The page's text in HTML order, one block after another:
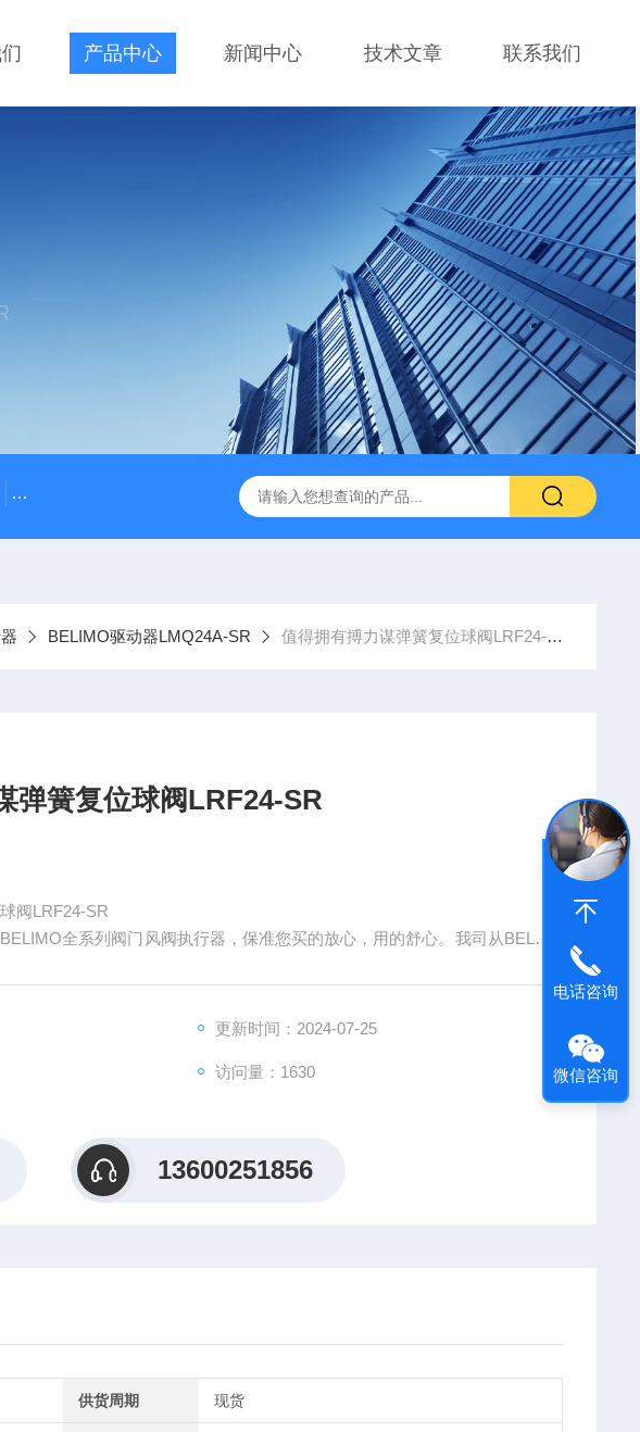
产品中心 新闻中心 技术文章 联系我们
德国Leybold真空计 SMC比例阀ITV2050-312L KNF气体隔膜泵
BELIMO驱动器LMQ24A-SR 值得拥有搏力谋弹簧复位球阀LRF24-SR
弹簧复位球阀LRF24-SR
阀LRF24-SR
全系列阀门风阀执行器，保准您买的放心，用的舒心。我司从BELIM
更新时间：2024-07-25
访问量：1630
13600251856
供货周期 现货
电话咨询
微信咨询